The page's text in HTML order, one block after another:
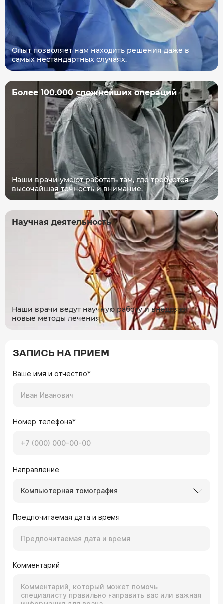
Опыт позволяет нам находить решения даже в
самых нестандартных случаях.
Более 100.000 сложнейших операций
Наши врачи умеют работать там, где требуется
высочайшая точность и внимание.
Научная деятельность
Наши врачи ведут научную работу и внедряют
новые методы лечения.
ЗАПИСЬ НА ПРИЕМ
Ваше имя и отчество*
Номер телефона*
Направление
Компьютерная томография
Предпочитаемая дата и время
Комментарий